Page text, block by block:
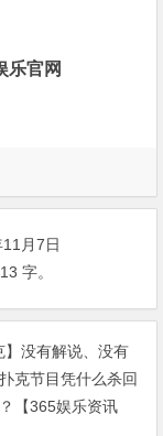
乐官网
月7日
字。